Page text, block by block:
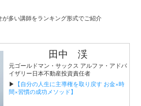
多い講師をランキング形式でご紹介
田中 渓
元ゴールドマン・サックス アルファ・アドバ
イザリー日本不動産投資責任者
▶ 【自分の人生に主導権を取り戻す お金×時
間×習慣の成功メソッド】